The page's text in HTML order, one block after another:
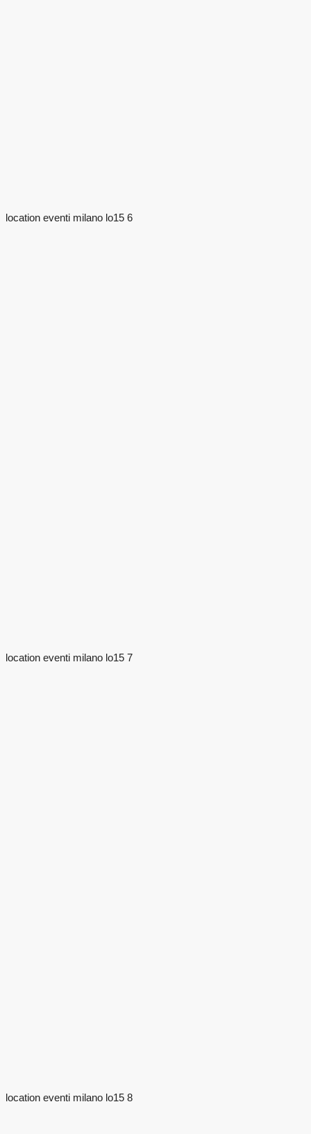
location eventi milano lo15 6
location eventi milano lo15 7
location eventi milano lo15 8